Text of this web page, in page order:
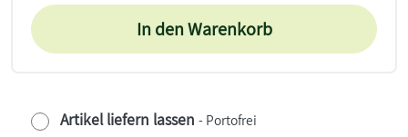
In den Warenkorb
Artikel liefern lassen - Portofrei